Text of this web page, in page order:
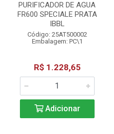
PURIFICADOR DE AGUA
FR600 SPECIALE PRATA
IBBL
Código: 25AT500002
Embalagem: PC\1
R$ 1.228,65
Adicionar